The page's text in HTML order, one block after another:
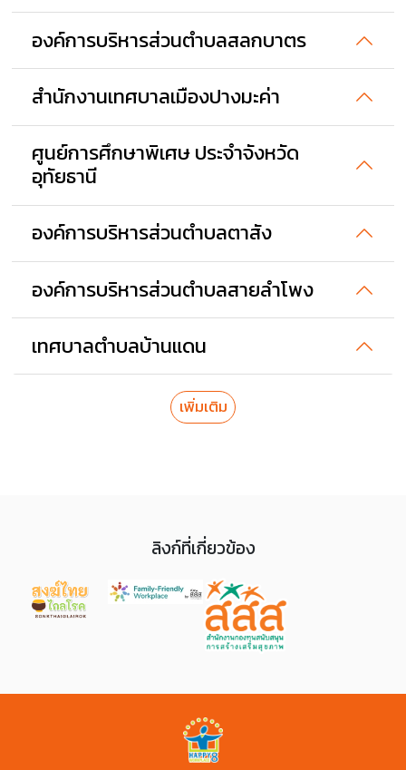
องค์การบริหารส่วนตำบลสลกบาตร
สำนักงานเทศบาลเมืองปางมะค่า
ศูนย์การศึกษาพิเศษ ประจำจังหวัด
อุทัยธานี
องค์การบริหารส่วนตำบลตาสัง
องค์การบริหารส่วนตำบลสายลำโพง
เทศบาลตำบลบ้านแดน
เพิ่มเติม
ลิงก์ที่เกี่ยวข้อง